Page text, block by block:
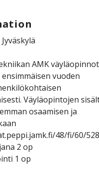
AMK
vuoden
Väyläopintojen
osaamisen ja
48/fi/60/
2 op
1 op